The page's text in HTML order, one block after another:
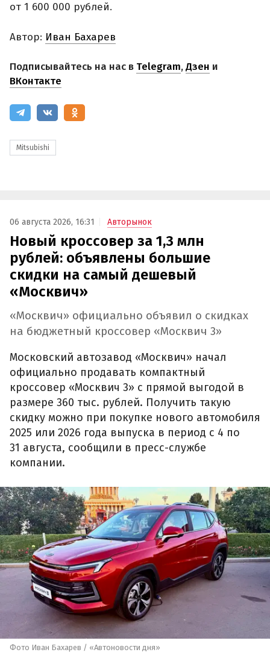
от 1 600 000 рублей.
Автор: Иван Бахарев
Подписывайтесь на нас в Telegram,Дзен и
ВКонтакте
Mitsubishi
06 августа 2026, 16:31 Авторынок
Новый кроссовер за 1,3 млн
рублей: объявлены большие
скидки на самый дешевый
«Москвич»
«Москвич» официально объявил о скидках
на бюджетный кроссовер «Москвич 3»
Московский автозавод «Москвич» начал
официально продавать компактный
кроссовер «Москвич 3» с прямой выгодой в
размере 360 тыс. рублей. Получить такую
скидку можно при покупке нового автомобиля
2025 или 2026 года выпуска в период с 4 по
31 августа, сообщили в пресс-службе
компании.
Фото Иван Бахарев / «Автоновости дня»